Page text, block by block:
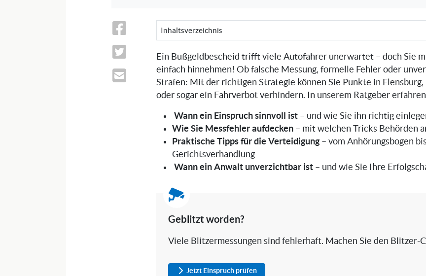
Inhaltsverzeichnis
Ein Bußgeldbescheid trifft viele Autofahrer unerwartet – doch Sie
einfach hinnehmen! Ob falsche Messung, formelle Fehler oder
Strafen: Mit der richtigen Strategie können Sie Punkte in
oder sogar ein Fahrverbot verhindern. In unserem Ratgeber
Wann ein Einspruch sinnvoll ist – und wie Sie ihn richtig
Wie Sie Messfehler aufdecken – mit welchen Tricks Behörden
Praktische Tipps für die Verteidigung– vom Anhörungsbogen
Gerichtsverhandlung
Wann ein Anwalt unverzichtbar ist – und wie Sie Ihre
Geblitzt worden?
Viele Blitzermessungen sind fehlerhaft. Machen Sie den Blitzer-
Jetzt Einspruch prüfen